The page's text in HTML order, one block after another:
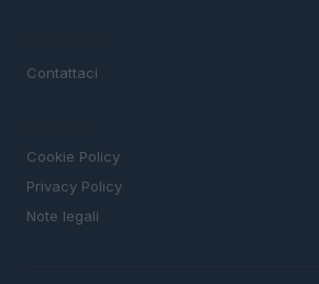
Contattaci
Cookie Policy
Privacy Policy
Note legali